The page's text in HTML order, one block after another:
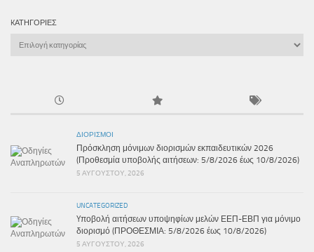
KΑΤΗΓΟΡΊΕΣ
Kατηγορίες
ΔΙΟΡΙΣΜΟΊ
Πρόσκληση μόνιμων διορισμών εκπαιδευτικών 2026
(Προθεσμία υποβολής αιτήσεων: 5/8/2026 έως 10/8/2026)
5 ΑΥΓΟΎΣΤΟΥ, 2026
UNCATEGORIZED
Yποβολή αιτήσεων υποψηφίων μελών ΕΕΠ-ΕΒΠ για μόνιμο
διορισμό (ΠΡΟΘΕΣΜΙΑ: 5/8/2026 έως 10/8/2026)
5 ΑΥΓΟΎΣΤΟΥ, 2026